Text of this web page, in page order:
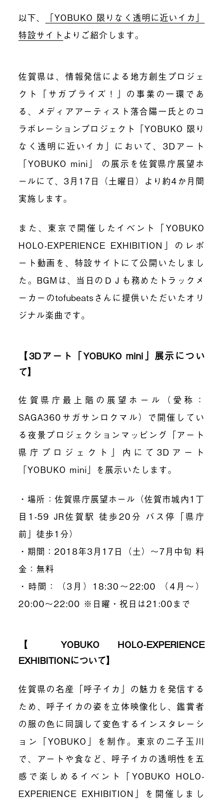
以下、
「YOBUKO 限りなく透明に近いイカ」
特設サイト よりご紹介します。
佐賀県は、情報発信による地方創生プロジェ
クト「サガプライズ！」の事業の一環であ
る、メディアアーティスト落合陽一氏とのコ
ラボレーションプロジェクト「YOBUKO 限り
なく透明に近いイカ」において、3Dアート
「YOBUKO mini」 の展示を佐賀県庁展望ホ
ールにて、3月17日（土曜日）より約4か月間
実施します。
また、東京で開催したイベント「YOBUKO
HOLO-EXPERIENCE EXHIBITION」のレポ
ート動画を、特設サイトにて公開いたしまし
た。BGMは、当日のＤＪも務めたトラックメ
ーカーのtofubeatsさんに提供いただいたオリ
ジナル楽曲です。
【3Dアート「YOBUKO mini」展示につい
て】
佐賀県庁最上階の展望ホール（愛称：
SAGA360サガサンロクマル）で開催してい
る夜景プロジェクションマッピング「アート
県庁プロジェクト」内にて3Dアート
「YOBUKO mini」を展示いたします。
・場所：佐賀県庁展望ホール（佐賀市城内1丁
目1-59 JR佐賀駅 徒歩20分 バス停「県庁
前」徒歩1分）
・期間：2018年3月17日（土）～7月中旬 料
金：無料
・時間：（3月）18:30～22:00 （4月～）
20:00～22:00 ※日曜・祝日は21:00まで
【 YOBUKO HOLO-EXPERIENCE
EXHIBITIONについて】
佐賀県の名産「呼子イカ」の魅力を発信する
ため、呼子イカの姿を立体映像化し、鑑賞者
の服の色に同調して変色するインスタレーシ
ョン「YOBUKO」を制作。東京の二子玉川
で、アートや食など、呼子イカの透明性を五
感で楽しめるイベント「YOBUKO HOLO-
EXPERIENCE EXHIBITION」を開催しまし